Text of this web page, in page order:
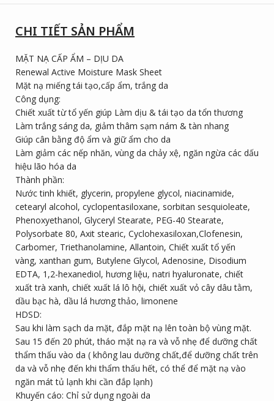
CHI TIẾT SẢN PHẨM
MẶT NẠ CẤP ẨM – DỊU DA
Renewal Active Moisture Mask Sheet
Mặt nạ miếng tái tạo,cấp ẩm, trắng da
Công dụng:
Chiết xuất từ tổ yến giúp Làm dịu & tái tạo da tổn thương
Làm trắng sáng da, giảm thâm sạm nám & tàn nhang
Giúp cân bằng độ ẩm và giữ ẩm cho da
Làm giảm các nếp nhăn, vùng da chảy xệ, ngăn ngừa các dấu
hiệu lão hóa da
Thành phần:
Nước tinh khiết, glycerin, propylene glycol, niacinamide,
cetearyl alcohol, cyclopentasiloxane, sorbitan sesquioleate,
Phenoxyethanol, Glyceryl Stearate, PEG-40 Stearate,
Polysorbate 80, Axit stearic, Cyclohexasiloxan,Clofenesin,
Carbomer, Triethanolamine, Allantoin, Chiết xuất tổ yến
vàng, xanthan gum, Butylene Glycol, Adenosine, Disodium
EDTA, 1,2-hexanediol, hương liệu, natri hyaluronate, chiết
xuất trà xanh, chiết xuất lá lô hội, chiết xuất vỏ cây dâu tằm,
dầu bạc hà, dầu lá hương thảo, limonene
HDSD:
Sau khi làm sạch da mặt, đắp mặt nạ lên toàn bộ vùng mặt.
Sau 15 đến 20 phút, tháo mặt nạ ra và vỗ nhẹ để dưỡng chất
thẩm thấu vào da ( không lau dưỡng chất,để dưỡng chất trên
da và vỗ nhẹ đến khi thẩm thấu hết, có thể để mặt nạ vào
ngăn mát tủ lạnh khi cần đắp lạnh)
Khuyến cáo: Chỉ sử dụng ngoài da